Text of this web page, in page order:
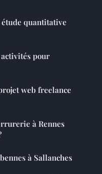
étude quantitative
pour
web freelance
à Rennes
à Sallanches